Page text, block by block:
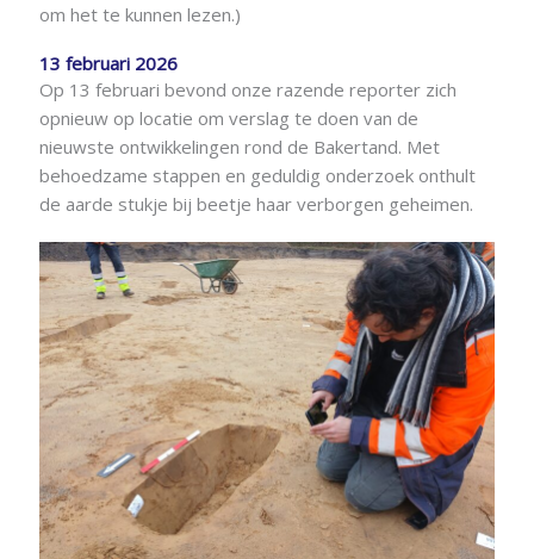
om het te kunnen lezen.)
13 februari 2026
Op 13 februari bevond onze razende reporter zich
opnieuw op locatie om verslag te doen van de
nieuwste ontwikkelingen rond de Bakertand. Met
behoedzame stappen en geduldig onderzoek onthult
de aarde stukje bij beetje haar verborgen geheimen.